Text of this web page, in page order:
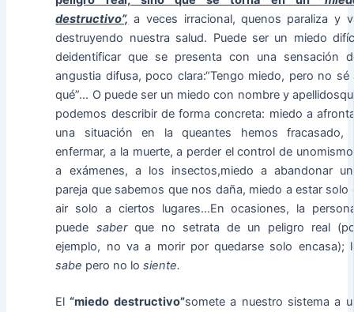
destructivo”, a veces irracional, quenos paraliza y
destruyendo nuestra salud. Puede ser un miedo
deidentificar que se presenta con una sensación
angustia difusa, poco clara:“Tengo miedo, pero no sé
qué”… O puede ser un miedo con nombre y
podemos describir de forma concreta: miedo a
una situación en la queantes hemos fracasado,
enfermar, a la muerte, a perder el control de
a exámenes, a los insectos,miedo a abandonar
pareja que sabemos que nos daña, miedo a estar solo
air solo a ciertos lugares…En ocasiones, la
puede saber que no setrata de un peligro real
ejemplo, no va a morir por quedarse solo encasa);
sabe pero no lo siente.
El“miedo destructivo”somete a nuestro sistema a